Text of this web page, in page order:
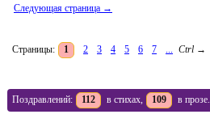
Следующая страница →
Страницы: 1 2 3 4 5 6 7 ... Ctrl →
Поздравлений: 112 в стихах, 109 в прозе.